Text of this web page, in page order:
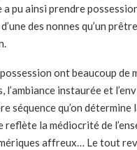
a pu ainsi prendre
des nonnes qu’un
ont beaucoup de
instaurée et
séquence qu’on détermine
la médiocrité de
affreux… Le tout